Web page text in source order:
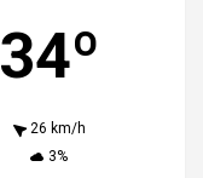
34º
26 km/h
3%